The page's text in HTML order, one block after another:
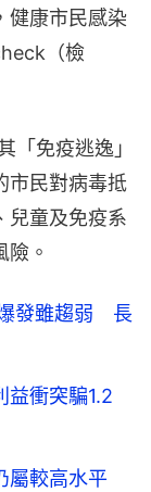
健康市民感染
（檢
「免疫逃逸」
市民對病毒抵
兒童及免疫系
。
發雖趨弱 長
衝突騙1.2
屬較高水平